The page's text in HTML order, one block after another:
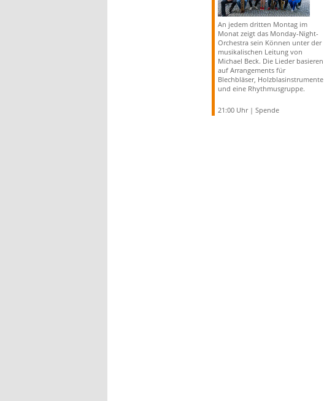
An jedem dritten Montag im
Monat zeigt das Monday-Night-
Orchestra sein Können unter der
musikalischen Leitung von
Michael Beck. Die Lieder basieren
auf Arrangements für
Blechbläser, Holzblasinstrumente
und eine Rhythmusgruppe.
21:00 Uhr | Spende